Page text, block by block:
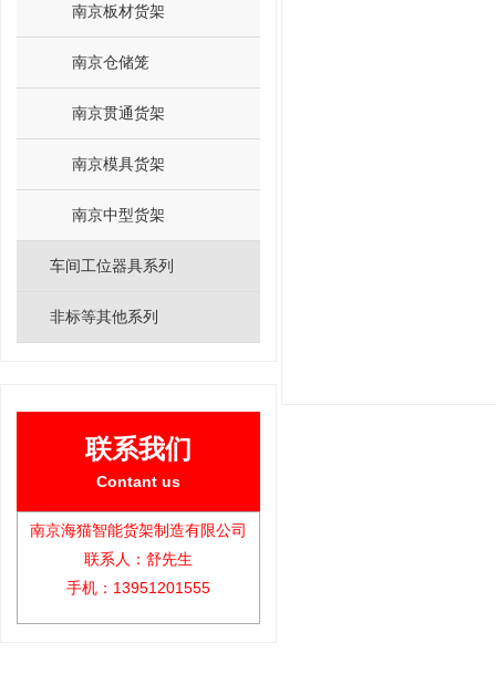
南京板材货架
南京仓储笼
南京贯通货架
南京模具货架
南京中型货架
车间工位器具系列
非标等其他系列
联系我们
Contant us
南京海猫智能货架制造有限公司
联系人：舒先生
手机：13951201555